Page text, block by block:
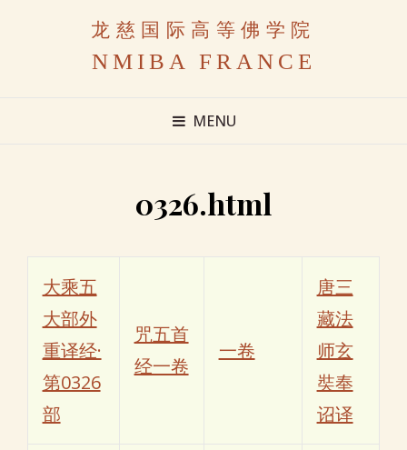
龙慈国际高等佛学院
NMIBA FRANCE
MENU
0326.html
大乘五
大部外
重译经·
第0326
部
咒五首
经一卷
一卷
唐三
藏法
师玄
奘奉
诏译